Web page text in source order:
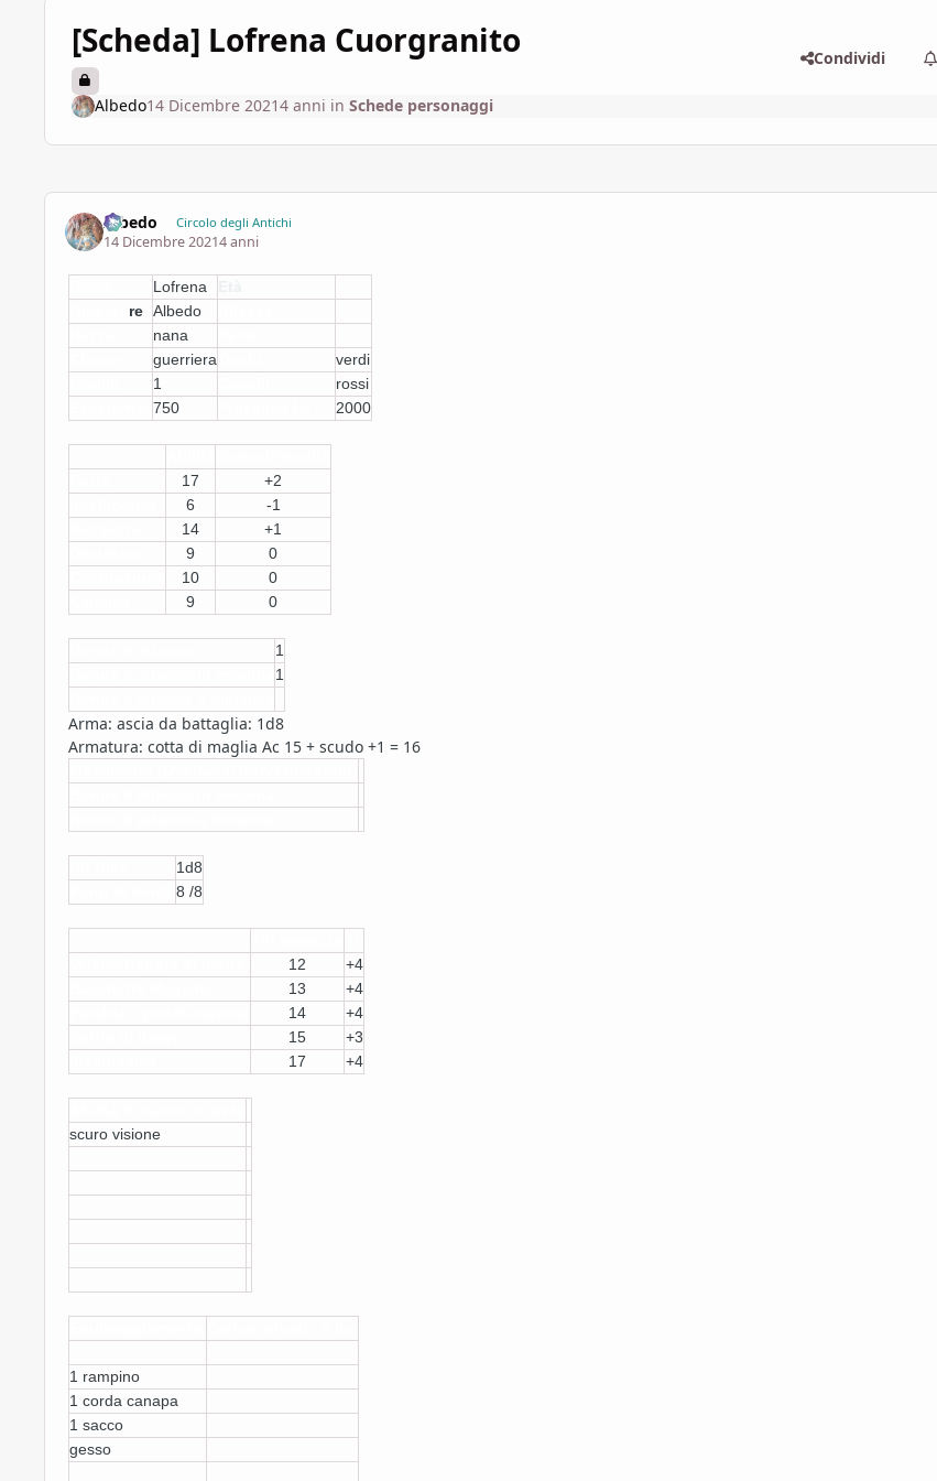
[Scheda] Lofrena Cuorgranito Condividi
Albedo14 Dicembre 20214 anni in Schede personaggi
Albedo Circolo degli Antichi
14 Dicembre 20214 anni
Lofrena
re Albedo
nana
guerriera
verdi
1
rossi
750 2000
17
+2
6
-1
14
+1
9
0
10
0
9 0
1
1
Arma: ascia da battaglia: 1d8
Armatura: cotta di maglia Ac 15 + scudo +1 = 16
1d8
8 /8
12
+4
13
+4
14
+4
15
+3
17 +4
scuro visione
1 rampino
1 corda canapa
1 sacco
gesso